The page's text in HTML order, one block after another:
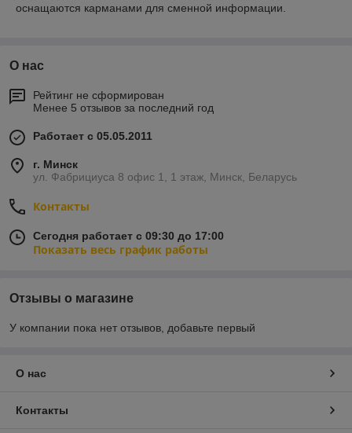
оснащаются карманами для сменной информации.
О нас
Рейтинг не сформирован
Менее 5 отзывов за последний год
Работает с 05.05.2011
г. Минск
ул. Фабрициуса 8 офис 1, 1 этаж, Минск, Беларусь
Контакты
Сегодня работает с 09:30 до 17:00
Показать весь график работы
Отзывы о магазине
У компании пока нет отзывов, добавьте первый
О нас
Контакты